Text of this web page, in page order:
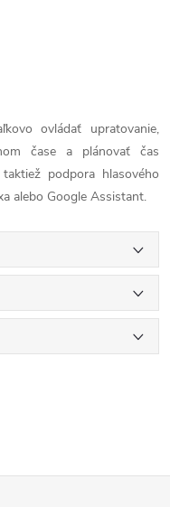
ovládať upratovanie,
čase a plánovať čas
podpora hlasového
alebo Google Assistant.